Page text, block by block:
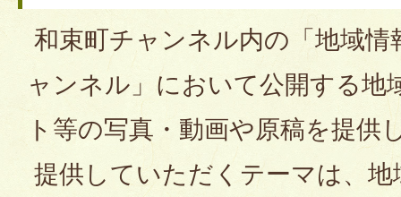
和束町チャンネル内の「地域情
ャンネル」において公開する地
ト等の写真・動画や原稿を提供
提供していただくテーマは、